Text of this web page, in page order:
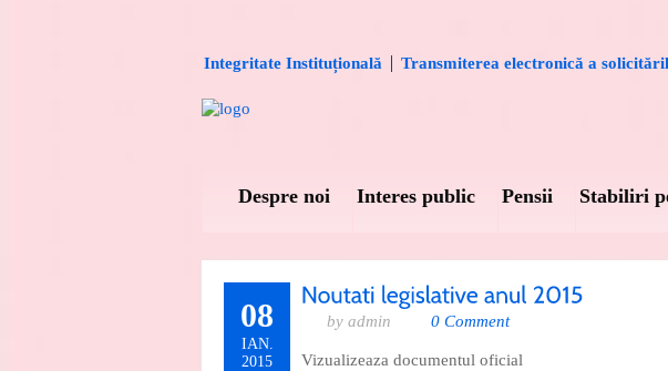
Integritate Instituțională Transmiterea electronică a
Despre noi Interes public Pensii Stabiliri
08
IAN.
2015
by admin 0 Comment
Vizualizeaza documentul oficial